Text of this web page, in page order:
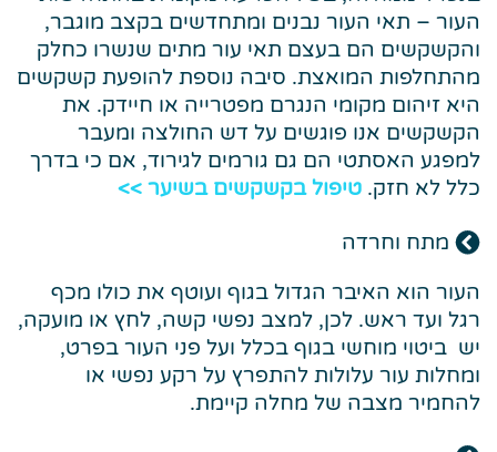
העור – תאי העור נבנים ומתחדשים בקצב מוגבר,
והקשקשים הם בעצם תאי עור מתים שנשרו כחלק
מהתחלפות המואצת. סיבה נוספת להופעת קשקשים
היא זיהום מקומי הנגרם מפטרייה או חיידק. את
הקשקשים אנו פוגשים על דש החולצה ומעבר
למפגע האסתטי הם גם גורמים לגירוד, אם כי בדרך
כלל לא חזק. טיפול בקשקשים בשיער >>
מתח וחרדה
העור הוא האיבר הגדול בגוף ועוטף את כולו מכף
רגל ועד ראש. לכן, למצב נפשי קשה, לחץ או מועקה,
יש ביטוי מוחשי בגוף בכלל ועל פני העור בפרט,
ומחלות עור עלולות להתפרץ על רקע נפשי או
להחמיר מצבה של מחלה קיימת.